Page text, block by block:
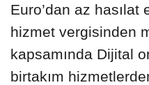
Euro’dan az
hizmet vergisinden
kapsamında Dijital
birtakım